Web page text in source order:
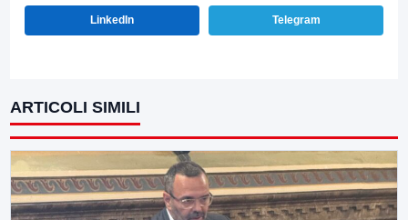
LinkedIn Telegram
ARTICOLI SIMILI